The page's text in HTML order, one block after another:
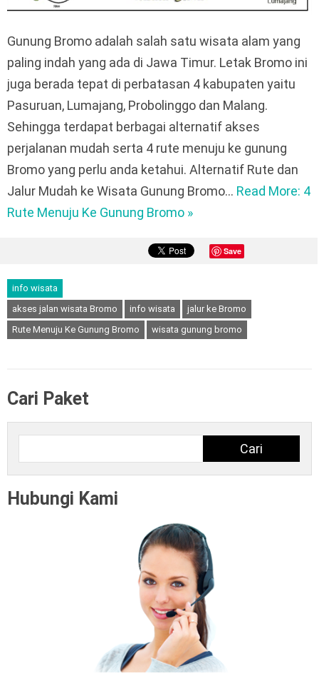
Gunung Bromo adalah salah satu wisata alam yang
paling indah yang ada di Jawa Timur. Letak Bromo ini
juga berada tepat di perbatasan 4 kabupaten yaitu
Pasuruan, Lumajang, Probolinggo dan Malang.
Sehingga terdapat berbagai alternatif akses
perjalanan mudah serta 4 rute menuju ke gunung
Bromo yang perlu anda ketahui. Alternatif Rute dan
Jalur Mudah ke Wisata Gunung Bromo… Read More: 4
Rute Menuju Ke Gunung Bromo »
Save
info wisata
akses jalan wisata Bromo
info wisata
jalur ke Bromo
Rute Menuju Ke Gunung Bromo
wisata gunung bromo
Cari Paket
Cari
Hubungi Kami